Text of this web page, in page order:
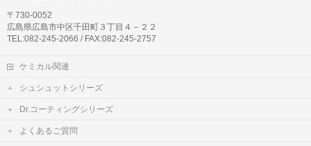
〒730-0052
広島県広島市中区千田町３丁目４－２２
TEL:082-245-2066 / FAX:082-245-2757
ケミカル関連
シュシュットシリーズ
Dr.コーティングシリーズ
よくあるご質問